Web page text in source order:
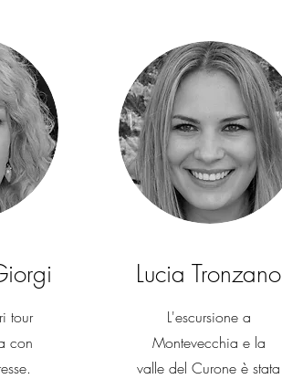
tour
con
Lucia Tronzano
L'escursione a
Montevecchia e la
valle del Curone è stata